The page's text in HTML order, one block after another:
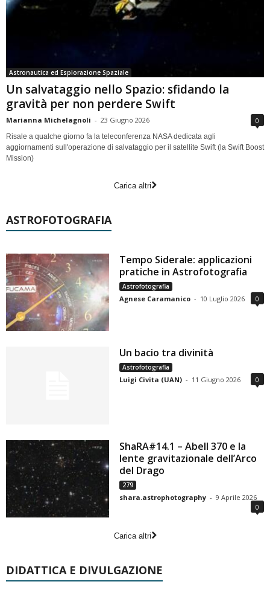
Astronautica ed Esplorazione Spaziale
Un salvataggio nello Spazio: sfidando la
gravità per non perdere Swift
Marianna Michelagnoli - 23 Giugno 2026 0
Risale a qualche giorno fa la teleconferenza NASA dedicata agli
aggiornamenti sull'operazione di salvataggio per il satellite Swift (la Swift Boost
Mission)
Carica altri
ASTROFOTOGRAFIA
Tempo Siderale: applicazioni
pratiche in Astrofotografia
Astrofotografia
Agnese Caramanico - 10 Luglio 2026 0
Un bacio tra divinità
Astrofotografia
Luigi Civita (UAN) - 11 Giugno 2026 0
ShaRA#14.1 – Abell 370 e la
lente gravitazionale dell’Arco
del Drago
279
shara.astrophotography - 9 Aprile 2026
0
Carica altri
DIDATTICA E DIVULGAZIONE